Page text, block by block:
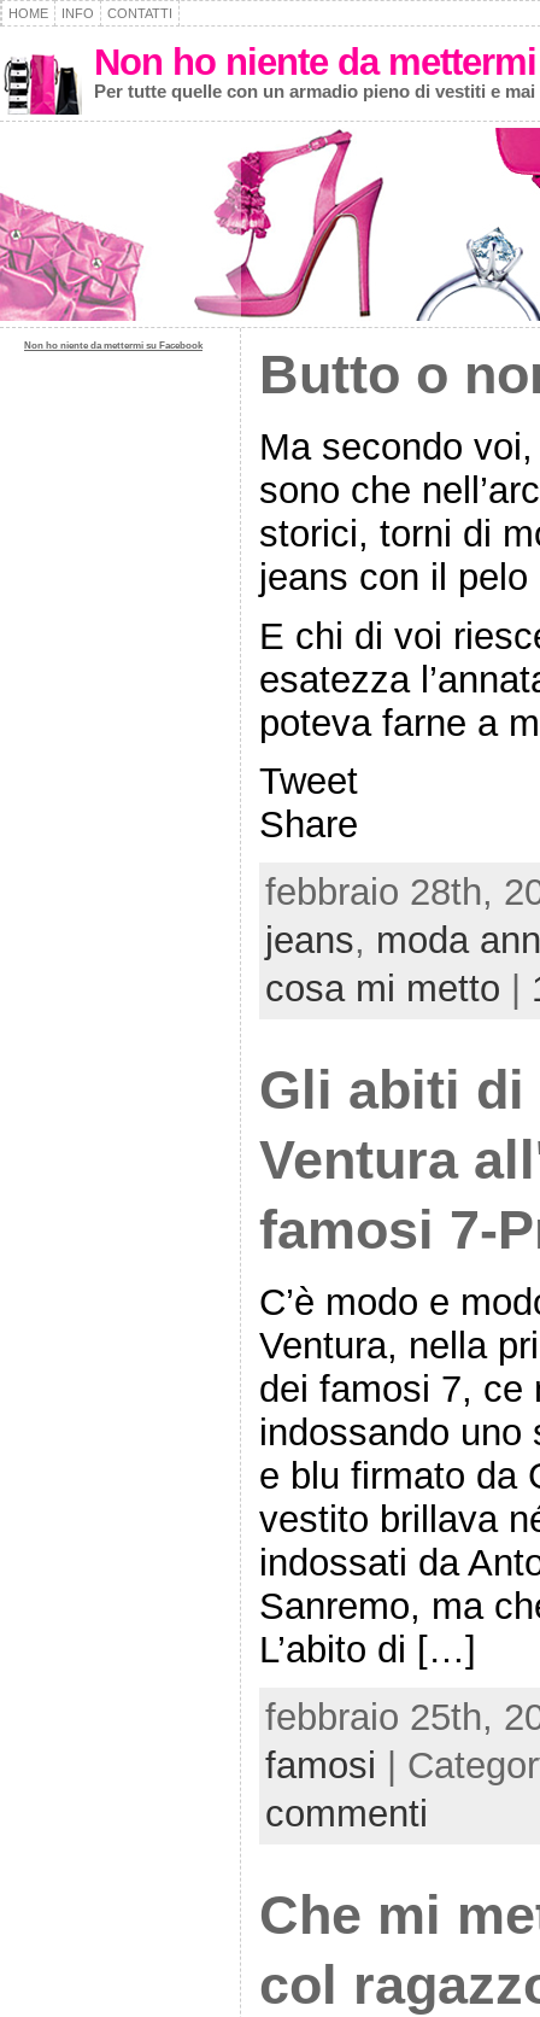
HOME INFO CONTATTI
Non ho niente da mettermi
Per tutte quelle con un armadio pieno di vestiti e
Non ho niente da mettermi su Facebook Butto o
Ma secondo
sono che
storici, torni di
jeans con il pelo
E chi di voi
esatezza
poteva farne a
Tweet
Share
febbraio 28th,
jeans, moda
cosa mi metto
Gli abiti di
Ventura
famosi 7-
C’è modo e
Ventura, nella
dei famosi 7, ce
indossando uno
e blu firmato da
vestito brillava
indossati da
Sanremo, ma
L’abito di […]
febbraio 25th,
famosi |
commenti
Che mi
col